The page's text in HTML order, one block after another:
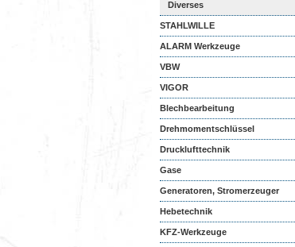
Aderendhül...
Diverses
STAHLWILLE
ALARM Werkzeuge
VBW
VIGOR
Blechbearbeitung
Drehmomentschlüssel
Drucklufttechnik
Gase
Generatoren, Stromerzeuger
Hebetechnik
KFZ-Werkzeuge